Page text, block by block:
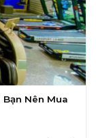
Nên Mua